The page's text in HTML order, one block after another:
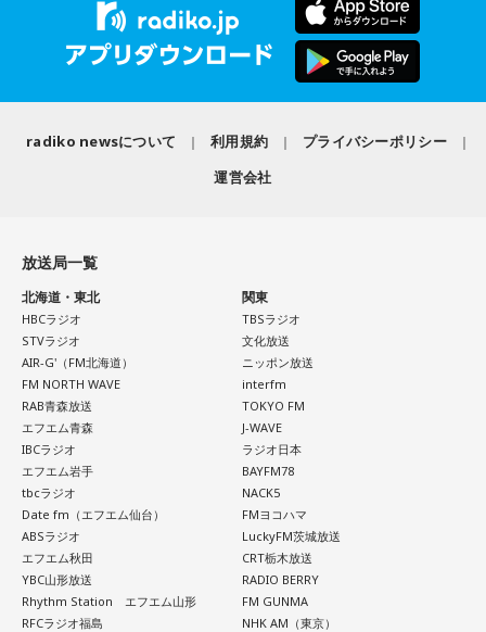
4．どうやって放水しているのか……我慢しすぎ度20％
上手な出し方を気にしたあなた。本音を出そうという意識は
ことも。完璧を意識しすぎず、素直に伝えてみるのがコツで
我慢できるのは、あなたが優しくて、まわりを思いやれる証
ょう。
■監修者プロフィール：草彅健太（くさなぎ・けんた）
東京池袋占い館セレーネ所属。メンタルケアカウンセラー。
鑑定件数は若い女性を中心に7,000件を超え、占いイベントや
アプリの監修も手がける。また、イベントMCや声優としての
活動もしており、芸能関係者からの依頼も多い。
Webサイト：
https://selene-uranai.com/
YouTube：
https://youtu.be/UHrZuZcHTj4
■2026年8月8日はどんな日？
2026年8月8日（土）・先勝
・令和8年8月8日のゾロ目
・六曜「先勝」（午前中が吉とされる）
また、六曜は
で、一般的には午前中が吉、午後は控えめ
に過ごすのが良いという考え方があります。
■寅の日とは？
寅の日とは、12日に一度巡ってくる吉日
虎は古くから「千里行って千里帰る」という言い伝えがあ
り、「出ていったものが無事に戻ってくる」と考えられてき
ました。そのため、お金や旅に関する縁起の良い日として親
しまれています。
このことから、寅の日は次のようなタイミングに選ぶ人もい
ます。
radiko newsについて 利用規約
プライバシーポリシー
運営会社
放送局一覧
北海道・東北
HBCラジオ
STVラジオ
AIR-G'（FM北海道）
FM NORTH WAVE
RAB青森放送
エフエム青森
IBCラジオ
エフエム岩手
tbcラジオ
Date fm（エフエム仙台）
ABSラジオ
エフエム秋田
YBC山形放送
Rhythm Station エフエム山形
RFCラジオ福島
関東
TBSラジオ
文化放送
ニッポン放送
interfm
TOKYO FM
J-WAVE
ラジオ日本
BAYFM78
NACK5
FMヨコハマ
LuckyFM茨城放送
CRT栃木放送
RADIO BERRY
FM GUNMA
NHK AM（東京）